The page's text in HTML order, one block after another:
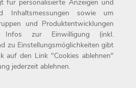
Oberpfalz, sondern auch einer
2019 wurde das
Mal in Folge als Top-Arbeitgeber
ist das Unternehmen mit Sitz in
für personalisierte Anzeigen und
Inhaltsmessungen sowie um
und Produktentwicklungen
zur Einwilligung (inkl.
zu Einstellungsmöglichkeiten gibt
auf den Link "Cookies ablehnen"
jederzeit ablehnen.